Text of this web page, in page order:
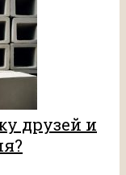
друзей и